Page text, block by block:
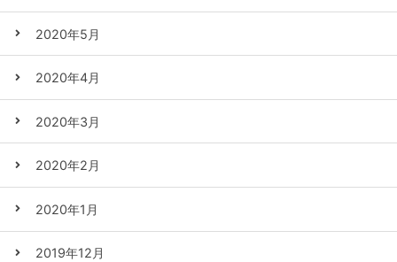
2020年5月
2020年4月
2020年3月
2020年2月
2020年1月
2019年12月